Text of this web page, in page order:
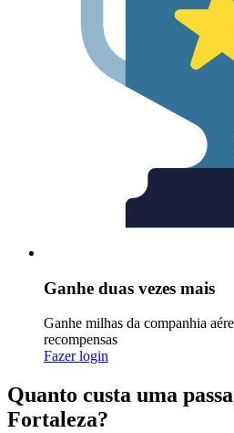
Ganhe duas vezes mais
Ganhe milhas da companhia
recompensas
Fazer login
Quanto custa uma
Fortaleza?